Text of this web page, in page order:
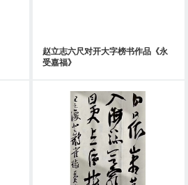
赵立志六尺对开大字榜书作品《永
受嘉福》